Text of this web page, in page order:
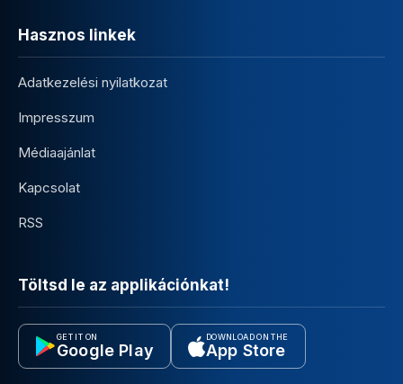
Hasznos linkek
Adatkezelési nyilatkozat
Impresszum
Médiaajánlat
Kapcsolat
RSS
Töltsd le az applikációnkat!
GET IT ON
Google Play
DOWNLOAD ON THE
App Store